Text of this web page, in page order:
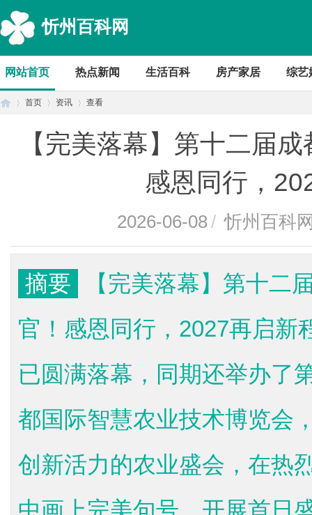
忻州百科网
网站首页 热点新闻 生活百科 房产家居 综艺
首页 资讯 查看
【完美落幕】第十二届
感恩同行，
2026-06-08/ 忻州百科
摘要
【完美落幕】第十二
官！感恩同行，2027再启新
已圆满落幕，同期还举办了
都国际智慧农业技术博览会
创新活力的农业盛会，在热